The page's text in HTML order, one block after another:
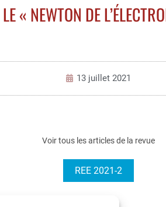
« NEWTON DE
13 juillet 2021
Voir tous les articles de la revue
REE 2021-2